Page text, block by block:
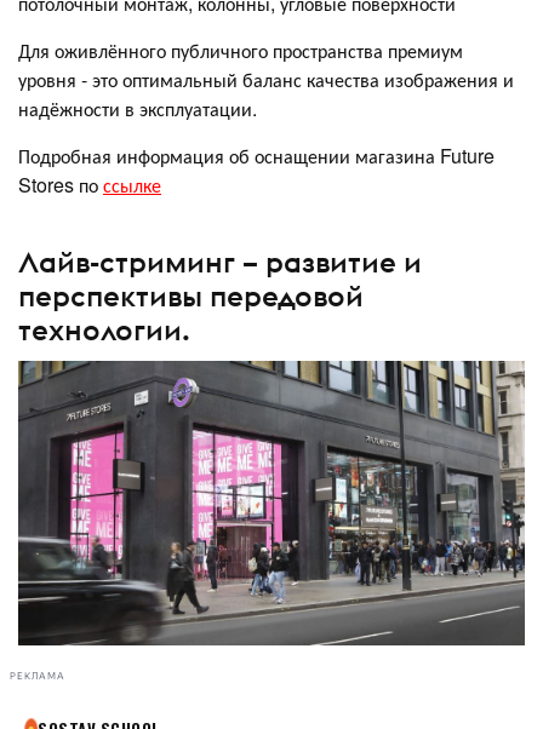
Для оживлённого публичного пространства премиум
уровня - это оптимальный баланс качества изображения и
надёжности в эксплуатации.
Подробная информация об оснащении магазина Future
Stores поссылке
Лайв-стриминг – развитие и
перспективы передовой
технологии.
РЕКЛАМА